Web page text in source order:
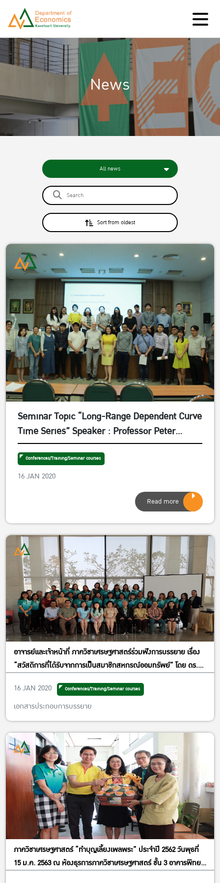
News
All news
Sort from oldest
Seminar Topic “Long-Range Dependent Curve
Time Series” Speaker : Professor Peter
Robinson (Department of Economics, London
School of Economics, UK) Wednesday Jan 15,
2020 from 9.00 – 11.00 am. Room 5205
Conferences/Training/Seminar courses
16 JAN 2020
Read more
อาจารย์และเจ้าหน้าที่ ภาควิชาเศรษฐศาสตร์ร่วมฟังการบรรยาย เรื่อง
“สวัสดิการที่ได้รับจากการเป็นสมาชิกสหกรณ์ออมทรัพย์” โดย ดร.จีร
อเนกประสงค์ ชั้น 7 อาคารปฏิบัติการ คณะเศรษฐศาสตร์
16 JAN 2020 Conferences/Training/Seminar courses
เอกสารประกอบการบรรยาย
ภาควิชาเศรษฐศาสตร์ “ทำบุญเลี้ยงเพลพระ” ประจำปี 2562 วันพุธที่
15 ม.ค. 2563 ณ ห้องธุรการภาควิชาเศรษฐศาสตร์ ชั้น 3 อาคารพิทยา